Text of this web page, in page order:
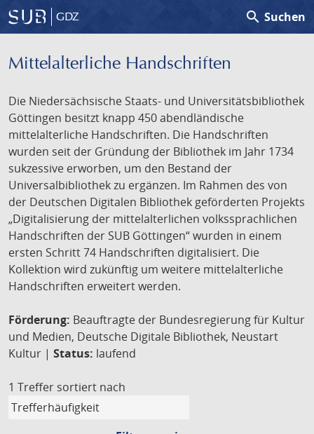
GDZ search Suchen
Mittelalterliche Handschriften
Die Niedersächsische Staats- und Universitätsbibliothek
Göttingen besitzt knapp 450 abendländische
mittelalterliche Handschriften. Die Handschriften
wurden seit der Gründung der Bibliothek im Jahr 1734
sukzessive erworben, um den Bestand der
Universalbibliothek zu ergänzen. Im Rahmen des von
der Deutschen Digitalen Bibliothek geförderten Projekts
„Digitalisierung der mittelalterlichen volkssprachlichen
Handschriften der SUB Göttingen“ wurden in einem
ersten Schritt 74 Handschriften digitalisiert. Die
Kollektion wird zukünftig um weitere mittelalterliche
Handschriften erweitert werden.
Förderung: Beauftragte der Bundesregierung für Kultur
und Medien, Deutsche Digitale Bibliothek, Neustart
Kultur | Status: laufend
1 Treffer sortiert nach